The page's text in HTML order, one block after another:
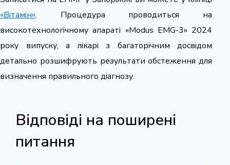
«Вітамін». Процедура проводиться на
високотехнологічному апараті «Modus EMG-3» 2024
року випуску, а лікарі з багаторічним досвідом
детально розшифрують результати обстеження для
визначення правильного діагнозу.
Відповіді на поширені
питання